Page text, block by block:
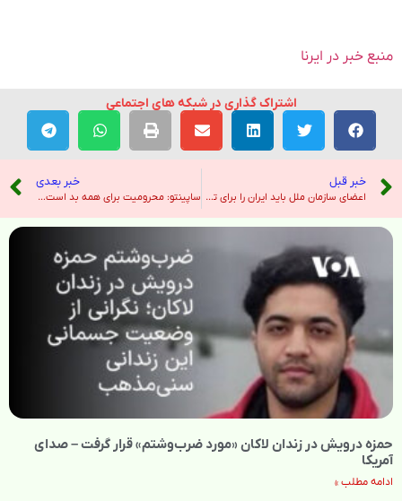
منبع خبر در ایرنا
اشتراک گذاری در شبکه های اجتماعی
خبر قبل
اعضای سازمان ملل باید ایران را برای توقف اعدام تحت فشار بگذارند – رادیو فردا
خبر بعدی
ساپینتو: محرومیت برای همه بد است؛ مدعیان لیگ خوب نبودند، اما فقط به ما نگاه می‌کنند + فیلم – خبرگزاری ایرنا
حمزه درویش در زندان لاکان «مورد ضرب‌وشتم» قرار گرفت – صدای
آمریکا
ادامه مطلب »